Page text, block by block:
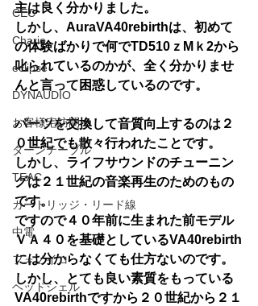
CEC
Chario
eclipse
DYNAUDIO
お客様宅訪問
ターンテーブル
TEAC
カートリッジ・リード線
中電
フォノイコ
ヘッドシェル
主は良く分かりました。
しかし、AuraVA40rebirthは、初めて
の体験ばかりで何でTD510ｚMｋ2から
叱られているのかが、全く分かりませ
んと言って困惑しているのです。
パーツを交換して音質向上するのは２
０世紀でも散々行われたことです。
しかし、ライフサウンドのチューニン
グは２１世紀の音楽再生のためのもの
です。
ですので４０年前に生まれた前モデル
ＶＡ４０を基礎としているVA40rebirth
には分からなくても仕方ないのです。
しかし、とても良い素質をもっている
VA40rebirthですから２０世紀から２１